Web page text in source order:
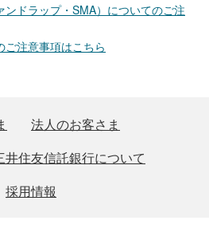
ドラップ・SMA）についてのご注
注意事項はこちら
法人のお客さま
井住友信託銀行について
採用情報